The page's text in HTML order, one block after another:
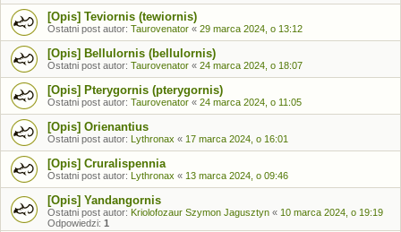
[Opis] Teviornis (tewiornis)
Ostatni post autor: Taurovenator « 29 marca 2024, o 13:12
[Opis] Bellulornis (bellulornis)
Ostatni post autor: Taurovenator « 24 marca 2024, o 18:07
[Opis] Pterygornis (pterygornis)
Ostatni post autor: Taurovenator « 24 marca 2024, o 11:05
[Opis] Orienantius
Ostatni post autor: Lythronax « 17 marca 2024, o 16:01
[Opis] Cruralispennia
Ostatni post autor: Lythronax « 13 marca 2024, o 09:46
[Opis] Yandangornis
Ostatni post autor: Kriolofozaur Szymon Jagusztyn « 10 marca 2024, o 19:19
Odpowiedzi: 1